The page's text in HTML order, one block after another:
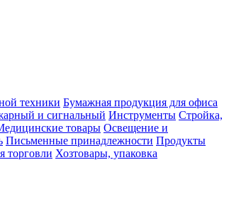
техники Бумажная продукция для офиса
и сигнальный Инструменты Стройка,
товары Освещение и
Письменные принадлежности Продукты
торговли Хозтовары, упаковка